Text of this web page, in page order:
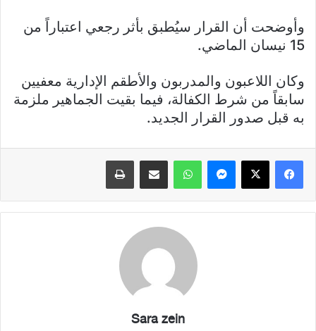
وأوضحت أن القرار سيُطبق بأثر رجعي اعتباراً من
15 نيسان الماضي.
وكان اللاعبون والمدربون والأطقم الإدارية معفيين
سابقاً من شرط الكفالة، فيما بقيت الجماهير ملزمة
به قبل صدور القرار الجديد.
فيسبوك X ماسنجر واتساب مشاركة عبر البريد طباعة
Sara zein